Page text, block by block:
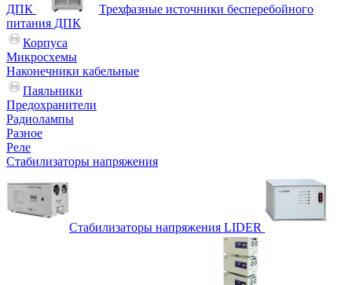
ДПК
Трехфазные источники бесперебойного
питания ДПК
Корпуса
Микросхемы
Наконечники кабельные
Паяльники
Предохранители
Радиолампы
Разное
Реле
Стабилизаторы напряжения
Стабилизаторы напряжения LIDER